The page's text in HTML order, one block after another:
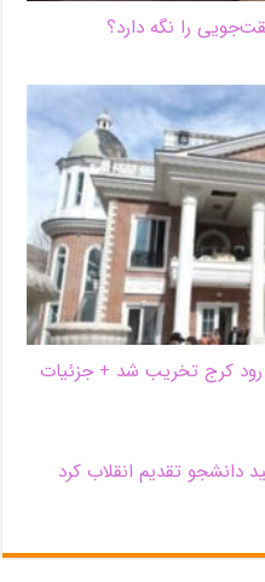
را نگه دارد؟
کرج تخریب شد + جزئیات